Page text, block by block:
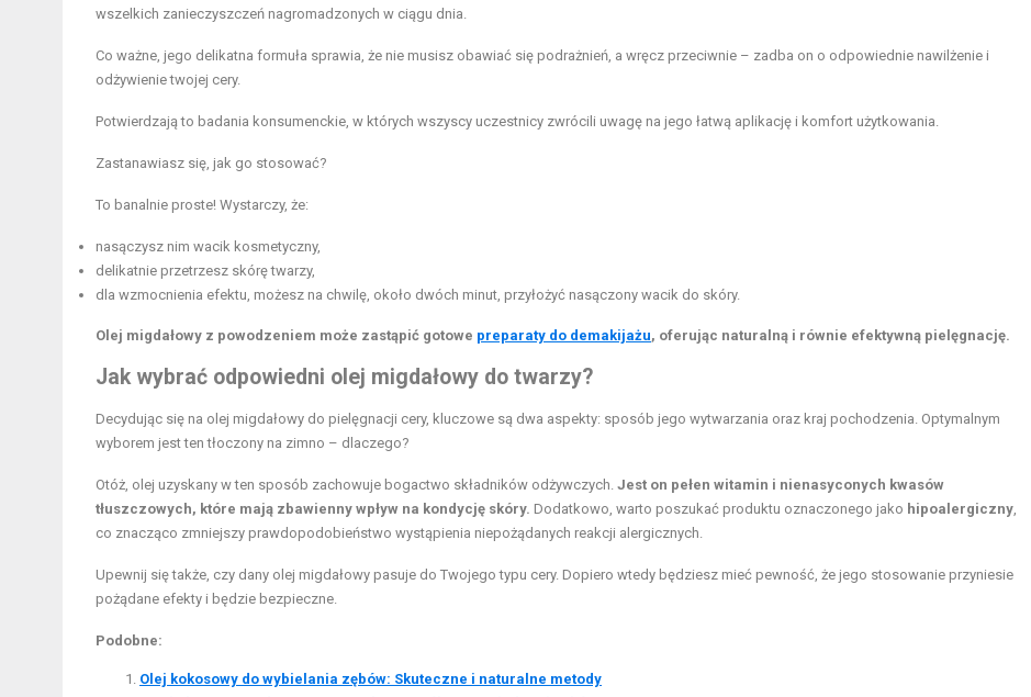
wszelkich zanieczyszczeń nagromadzonych w ciągu dnia.
Co ważne, jego delikatna formuła sprawia, że nie musisz obawiać się podrażnień, a wręcz przeciwnie – zadba on o odpowiednie nawilżenie i
odżywienie twojej cery.
Potwierdzają to badania konsumenckie, w których wszyscy uczestnicy zwrócili uwagę na jego łatwą aplikację i komfort użytkowania.
Zastanawiasz się, jak go stosować?
To banalnie proste! Wystarczy, że:
nasączysz nim wacik kosmetyczny,
delikatnie przetrzesz skórę twarzy,
dla wzmocnienia efektu, możesz na chwilę, około dwóch minut, przyłożyć nasączony wacik do skóry.
Olej migdałowy z powodzeniem może zastąpić gotowe preparaty do demakijażu, oferując naturalną i równie efektywną pielęgnację.
Jak wybrać odpowiedni olej migdałowy do twarzy?
Decydując się na olej migdałowy do pielęgnacji cery, kluczowe są dwa aspekty: sposób jego wytwarzania oraz kraj pochodzenia. Optymalnym
wyborem jest ten tłoczony na zimno – dlaczego?
Otóż, olej uzyskany w ten sposób zachowuje bogactwo składników odżywczych. Jest on pełen witamin i nienasyconych kwasów
tłuszczowych, które mają zbawienny wpływ na kondycję skóry. Dodatkowo, warto poszukać produktu oznaczonego jako hipoalergiczny,
co znacząco zmniejszy prawdopodobieństwo wystąpienia niepożądanych reakcji alergicznych.
Upewnij się także, czy dany olej migdałowy pasuje do Twojego typu cery. Dopiero wtedy będziesz mieć pewność, że jego stosowanie przyniesie
pożądane efekty i będzie bezpieczne.
Podobne:
Olej kokosowy do wybielania zębów: Skuteczne i naturalne metody